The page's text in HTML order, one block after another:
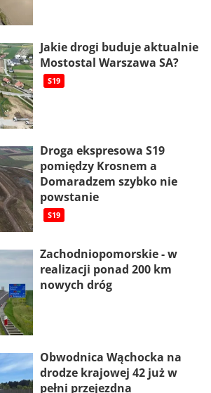
Jakie drogi buduje aktualnie
Mostostal Warszawa SA?
S19
Droga ekspresowa S19
pomiędzy Krosnem a
Domaradzem szybko nie
powstanie
S19
Zachodniopomorskie - w
realizacji ponad 200 km
nowych dróg
Obwodnica Wąchocka na
drodze krajowej 42 już w
pełni przejezdna